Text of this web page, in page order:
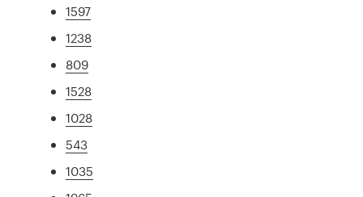
1597
1238
809
1528
1028
543
1035